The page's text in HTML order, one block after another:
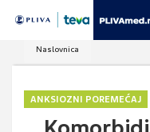
Naslovnica
ANKSIOZNI POREMEĆAJ